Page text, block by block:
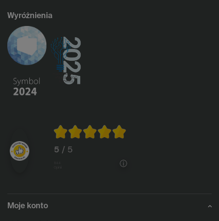
Wyróżnienia
5 / 5
Moje konto